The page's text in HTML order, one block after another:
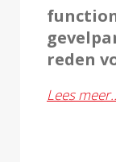
reden
Lees